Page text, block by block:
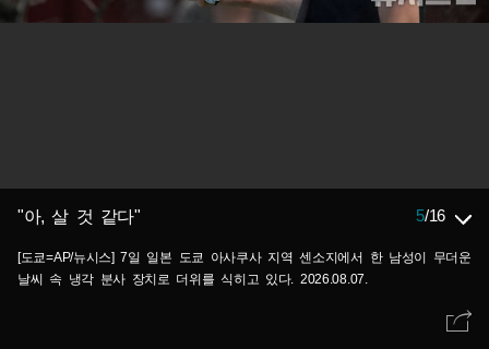
"아, 살 것 같다" 5/16
[도쿄=AP/뉴시스] 7일 일본 도쿄 아사쿠사 지역 센소지에서 한 남성이 무더운
날씨 속 냉각 분사 장치로 더위를 식히고 있다. 2026.08.07.